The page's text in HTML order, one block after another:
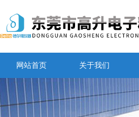
网站首页 关于我们